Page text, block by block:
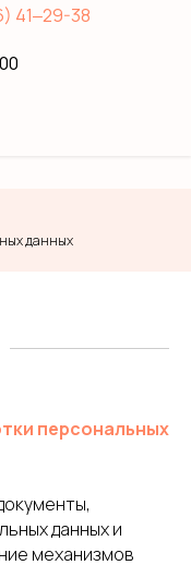
41‒29-38
данных
персональных
данных и
механизмов